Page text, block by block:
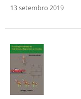
13 setembro 2019